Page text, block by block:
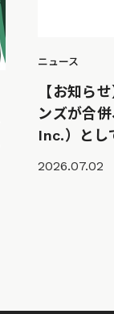
ニュース
【お知ら
ンズが合
Inc.）とし
2026.07.02